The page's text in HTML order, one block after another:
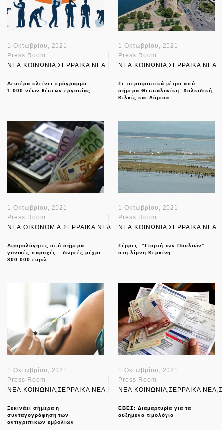
1 Οκτωβρίου, 2021
Press Room
NEA ΚΟΙΝΩΝΙΑ ΣΕΡΡΑΙΚΑ ΝΕΑ
Δευτέρα κλείνει πρόγραμμα
1.000 νέων θέσεων εργασίας
1 Οκτωβρίου, 2021
Press Room
NEA ΚΟΙΝΩΝΙΑ ΣΕΡΡΑΙΚΑ ΝΕΑ
Σε περιοριστικά μέτρα από
σήμερα Θεσσαλονίκη, Χαλκιδική,
Κιλκίς και Λάρισα
1 Οκτωβρίου, 2021
Press Room
NEA,ΟΙΚΟΝΟΜΙΑ,ΣΕΡΡΑΙΚΑ ΝΕΑ
Αφορολόγητες από σήμερα
γονικές παροχές – δωρεές μέχρι
800.000 ευρώ
1 Οκτωβρίου, 2021
Press Room
NEA, ΚΟΙΝΩΝΙΑ,ΣΕΡΡΑΙΚΑ ΝΕΑ
Σέρρες: “Γιορτή των Πουλιών”
στη λίμνη Κερκίνη
1 Οκτωβρίου, 2021
Press Room
NEA ΚΟΙΝΩΝΙΑ ΣΕΡΡΑΙΚΑ ΝΕΑ
Ξεκινάει σήμερα η
συνταγογράφηση των
αντιγριπικών εμβολίων
1 Οκτωβρίου, 2021
Press Room
NEA ΚΟΙΝΩΝΙΑ ΣΕΡΡΑΙΚΑ ΝΕΑ
ΕΒΕΣ: Διαμαρτυρία για τα
αυξημένα τιμολόγια